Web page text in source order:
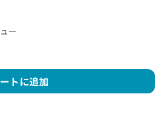
ー
トに追加